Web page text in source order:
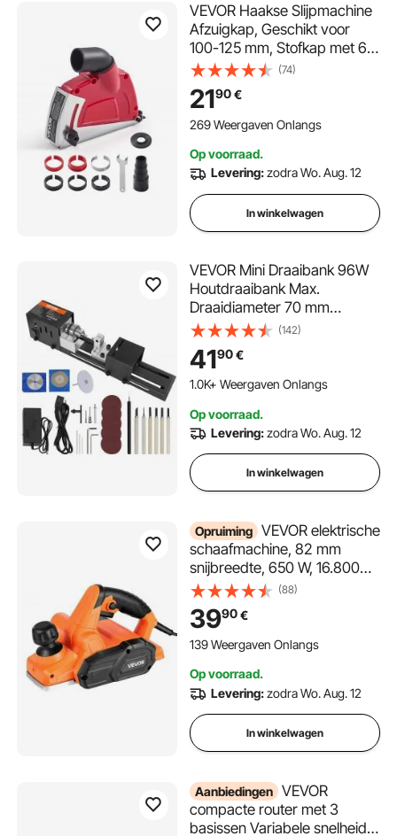
VEVOR Haakse Slijpmachine
Afzuigkap, Geschikt voor
100-125 mm, Stofkap met 6
Klemschijven, Verstelbare
Snijdiepte, Aansluiting voor
Stofzuiger, Voor Hout, Beton,
Muur, Steen, Rood
(74)
2190€
269 Weergaven Onlangs
Op voorraad.
Levering:zodra Wo. Aug. 12
In winkelwagen
VEVOR Mini Draaibank 96W
Houtdraaibank Max.
Draaidiameter 70 mm
Houtdraaibank Spiltoerental
4250-8500 tpm
Kopieerdraaibank met 7-
snelheden Draaibank met
(142)
4190€
1.0K+ Weergaven Onlangs
Op voorraad.
Levering:zodra Wo. Aug. 12
In winkelwagen
Opruiming VEVOR elektrische
schaafmachine, 82 mm
snijbreedte, 650 W, 16.800
tpm, handschaafmachine
voor hout, met instelbare
snijdiepte, 2 messen, voor
houtbewerking, afschuinen,
schaafmachine
(88)
3990€
139 Weergaven Onlangs
Op voorraad.
Levering:zodra Wo. Aug. 12
In winkelwagen
Aanbiedingen VEVOR
compacte router met 3
basissen Variabele snelheid